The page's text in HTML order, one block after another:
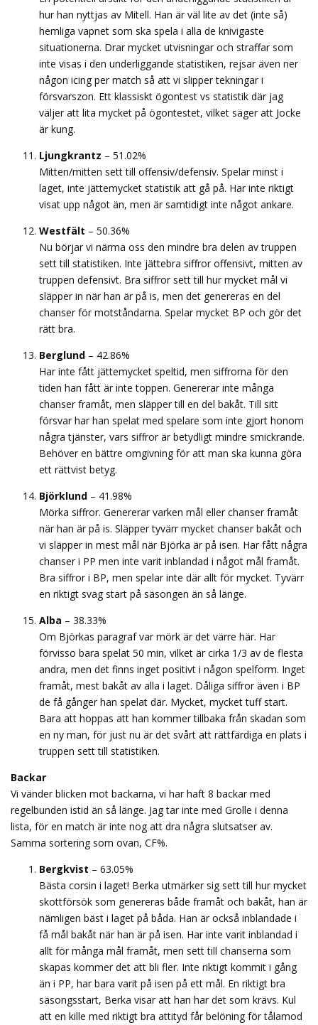
hur han nyttjas av Mitell. Han är väl lite av det (inte så)
hemliga vapnet som ska spela i alla de knivigaste
situationerna. Drar mycket utvisningar och straffar som
inte visas i den underliggande statistiken, rejsar även ner
någon icing per match så att vi slipper tekningar i
försvarszon. Ett klassiskt ögontest vs statistik där jag
väljer att lita mycket på ögontestet, vilket säger att Jocke
är kung.
Ljungkrantz – 51.02%
Mitten/mitten sett till offensiv/defensiv. Spelar minst i
laget, inte jättemycket statistik att gå på. Har inte riktigt
visat upp något än, men är samtidigt inte något ankare.
Westfält – 50.36%
Nu börjar vi närma oss den mindre bra delen av truppen
sett till statistiken. Inte jättebra siffror offensivt, mitten av
truppen defensivt. Bra siffror sett till hur mycket mål vi
släpper in när han är på is, men det genereras en del
chanser för motståndarna. Spelar mycket BP och gör det
rätt bra.
Berglund – 42.86%
Har inte fått jättemycket speltid, men siffrorna för den
tiden han fått är inte toppen. Genererar inte många
chanser framåt, men släpper till en del bakåt. Till sitt
försvar har han spelat med spelare som inte gjort honom
några tjänster, vars siffror är betydligt mindre smickrande.
Behöver en bättre omgivning för att man ska kunna göra
ett rättvist betyg.
Björklund – 41.98%
Mörka siffror. Genererar varken mål eller chanser framåt
när han är på is. Släpper tyvärr mycket chanser bakåt och
vi släpper in mest mål när Björka är på isen. Har fått några
chanser i PP men inte varit inblandad i något mål framåt.
Bra siffror i BP, men spelar inte där allt för mycket. Tyvärr
en riktigt svag start på säsongen än så länge.
Alba – 38.33%
Om Björkas paragraf var mörk är det värre här. Har
förvisso bara spelat 50 min, vilket är cirka 1/3 av de flesta
andra, men det finns inget positivt i någon spelform. Inget
framåt, mest bakåt av alla i laget. Dåliga siffror även i BP
de få gånger han spelat där. Mycket, mycket tuff start.
Bara att hoppas att han kommer tillbaka från skadan som
en ny man, för just nu är det svårt att rättfärdiga en plats i
truppen sett till statistiken.
Backar
Vi vänder blicken mot backarna, vi har haft 8 backar med
regelbunden istid än så länge. Jag tar inte med Grolle i denna
lista, för en match är inte nog att dra några slutsatser av.
Samma sortering som ovan, CF%.
Bergkvist – 63.05%
Bästa corsin i laget! Berka utmärker sig sett till hur mycket
skottförsök som genereras både framåt och bakåt, han är
nämligen bäst i laget på båda. Han är också inblandade i
få mål bakåt när han är på isen. Har inte varit inblandad i
allt för många mål framåt, men sett till chanserna som
skapas kommer det att bli fler. Inte riktigt kommit i gång
än i PP, har bara varit på isen på ett mål. En riktigt bra
säsongsstart, Berka visar att han har det som krävs. Kul
att en kille med riktigt bra attityd får belöning för tålamod